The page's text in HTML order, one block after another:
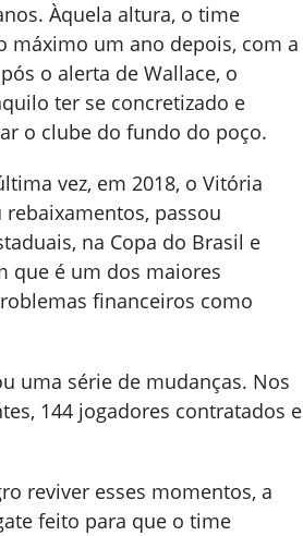
Àquela altura, o time
máximo um ano depois, com a
o alerta de Wallace, o
ter se concretizado e
o clube do fundo do poço.
vez, em 2018, o Vitória
passou
na Copa do Brasil e
que é um dos maiores
financeiros como
uma série de mudanças. Nos
144 jogadores contratados e
reviver esses momentos, a
feito para que o time